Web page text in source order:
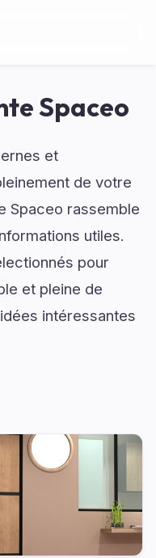
Spaceo
et
de votre
Spaceo rassemble
utiles.
pour
et pleine de
intéressantes